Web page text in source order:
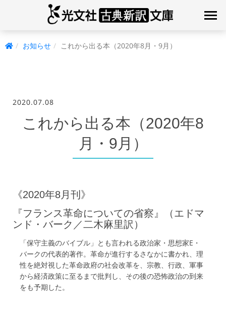
お知らせ これから出る本（2020年8月・9月）
2020.07.08
これから出る本（2020年8
月・9月）
《2020年8月刊》
『フランス革命についての省察』（エドマ
ンド・バーク／二木麻里訳）
「保守主義のバイブル」とも言われる政治家・思想家E・
バークの代表的著作。革命が進行するさなかに書かれ、理
性を絶対視した革命政府の社会改革を、宗教、行政、軍事
から経済政策に至るまで批判し、その後の恐怖政治の到来
をも予期した。